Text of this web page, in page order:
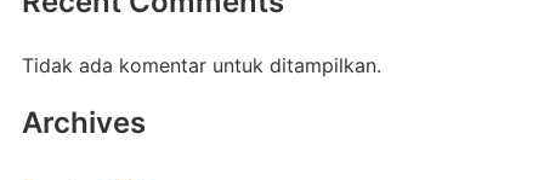
Tidak ada komentar untuk ditampilkan.
Archives